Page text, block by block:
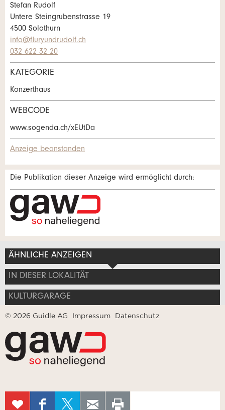
Nachricht
* Eingabe erforderlich
Zur Qualitätssicherung wird eine Kopie der E-Mail an
guidle übermittelt.
Schliessen
* Eingabe erforderlich
ANZEIGE WEITEREMPFEHLEN
Schliessen
Stefan Rudolf
Untere Steingrubenstrasse 19
4500 Solothurn
info@fluryundrudolf.ch
032 622 32 20
Kontakt
Verfassen Sie eine Nachricht für die
Kontaktpersonen dieser Anzeige.
Adresse
KATEGORIE
Konzerthaus
WEBCODE
www.sogenda.ch/xEUtDa
Anzeige beanstanden
Die Publikation dieser Anzeige wird ermöglicht durch:
ZUR
AUF
PER E-MAIL
ÄHNLICHE ANZEIGEN
IN DIESER LOKALITÄT
KULTURGARAGE
© 2026 Guidle AG Impressum Datenschutz